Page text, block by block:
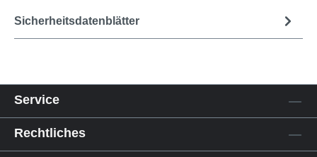
Sicherheitsdatenblätter
Service
Rechtliches